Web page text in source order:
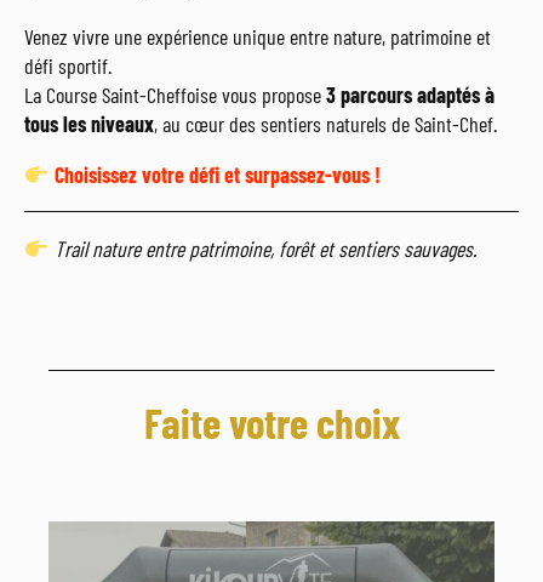
Venez vivre une expérience unique entre nature, patrimoine et
défi sportif.
La Course Saint-Cheffoise vous propose3 parcours adaptés à
tous les niveaux, au cœur des sentiers naturels de Saint-Chef.
Choisissez votre défi et surpassez-vous !
Trail nature entre patrimoine, forêt et sentiers sauvages.
Faite votre choix